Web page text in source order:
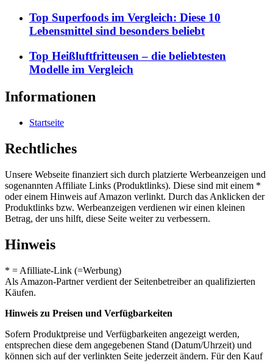
Top Superfoods im Vergleich: Diese 10
Lebensmittel sind besonders beliebt
Top Heißluftfritteusen – die beliebtesten
Modelle im Vergleich
Informationen
Startseite
Rechtliches
Unsere Webseite finanziert sich durch platzierte Werbeanzeigen und
sogenannten Affiliate Links (Produktlinks). Diese sind mit einem *
oder einem Hinweis auf Amazon verlinkt. Durch das Anklicken der
Produktlinks bzw. Werbeanzeigen verdienen wir einen kleinen
Betrag, der uns hilft, diese Seite weiter zu verbessern.
Hinweis
* = Afilliate-Link (=Werbung)
Als Amazon-Partner verdient der Seitenbetreiber an qualifizierten
Käufen.
Hinweis zu Preisen und Verfügbarkeiten
Sofern Produktpreise und Verfügbarkeiten angezeigt werden,
entsprechen diese dem angegebenen Stand (Datum/Uhrzeit) und
können sich auf der verlinkten Seite jederzeit ändern. Für den Kauf